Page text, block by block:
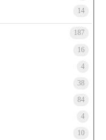
14
187
16
4
38
84
4
10